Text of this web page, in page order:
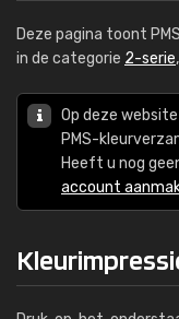
Deze pagina toont
in de categorie 2-serie
Op deze
PMS-
Heeft u nog
account